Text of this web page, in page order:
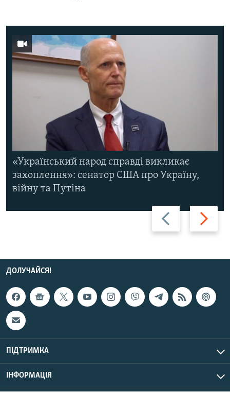
Назад Вперед
«Український народ справді викликає
захоплення»: сенатор США про Україну,
війну та Путіна
ДОЛУЧАЙСЯ!
ПІДТРИМКА
ІНФОРМАЦІЯ